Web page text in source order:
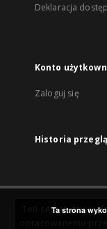
Deklaracja
Konto
Zaloguj się
Historia
Ten serwis
Ta strona